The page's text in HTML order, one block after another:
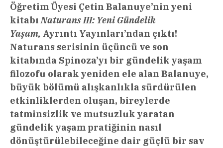
Öğretim Üyesi Çetin Balanuye’nin yeni
kitabıNaturans III: Yeni Gündelik
Yaşam, Ayrıntı Yayınları’ndan çıktı!
Naturans serisinin üçüncü ve son
kitabında Spinoza’yı bir gündelik yaşam
filozofu olarak yeniden ele alan Balanuye,
büyük bölümü alışkanlıkla sürdürülen
etkinliklerden oluşan, bireylerde
tatminsizlik ve mutsuzluk yaratan
gündelik yaşam pratiğinin nasıl
dönüştürülebileceğine dair güçlü bir sav